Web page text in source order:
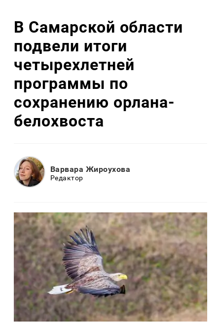
В Самарской области
подвели итоги
четырехлетней
программы по
сохранению орлана-
белохвоста
Варвара Жироухова
Редактор